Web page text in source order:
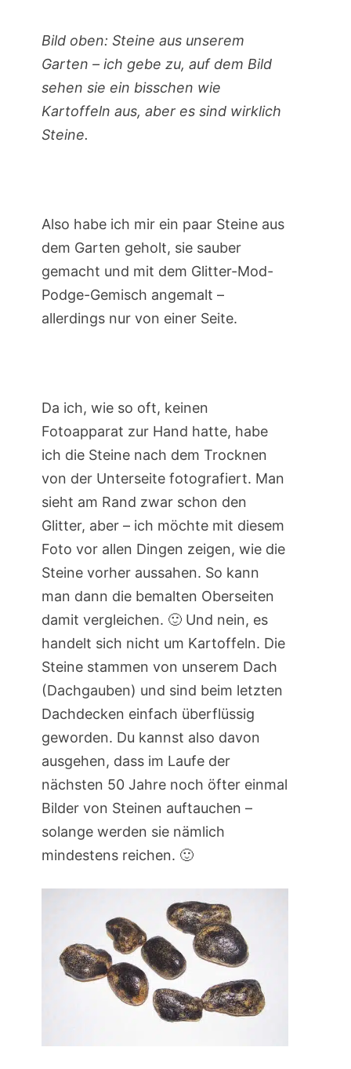
Bild oben: Steine aus unserem
Garten – ich gebe zu, auf dem Bild
sehen sie ein bisschen wie
Kartoffeln aus, aber es sind wirklich
Steine.
Also habe ich mir ein paar Steine aus
dem Garten geholt, sie sauber
gemacht und mit dem Glitter-Mod-
Podge-Gemisch angemalt –
allerdings nur von einer Seite.
Da ich, wie so oft, keinen
Fotoapparat zur Hand hatte, habe
ich die Steine nach dem Trocknen
von der Unterseite fotografiert. Man
sieht am Rand zwar schon den
Glitter, aber – ich möchte mit diesem
Foto vor allen Dingen zeigen, wie die
Steine vorher aussahen. So kann
man dann die bemalten Oberseiten
damit vergleichen. 🙂 Und nein, es
handelt sich nicht um Kartoffeln. Die
Steine stammen von unserem Dach
(Dachgauben) und sind beim letzten
Dachdecken einfach überflüssig
geworden. Du kannst also davon
ausgehen, dass im Laufe der
nächsten 50 Jahre noch öfter einmal
Bilder von Steinen auftauchen –
solange werden sie nämlich
mindestens reichen. 🙂